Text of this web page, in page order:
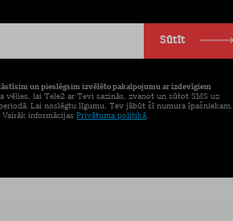
Sūtīt
un pieslēgsim izvēlēto pakalpojumu ar izdevīgiem
vēlies, lai Tele2 ar Tevi sazinās, zvanot un sūtot SMS uz
Lai noslēgtu līgumu, Tev jābūt šī numura īpašniekam.
Vairāk informācijasPrivātuma politikā.